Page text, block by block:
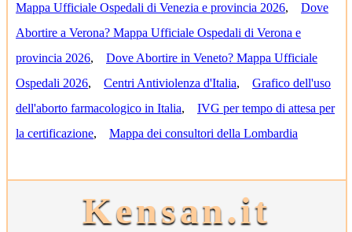
Mappa Ufficiale Ospedali di Venezia e provincia 2026, Dove
Abortire a Verona? Mappa Ufficiale Ospedali di Verona e
provincia 2026, Dove Abortire in Veneto? Mappa Ufficiale
Ospedali 2026, Centri Antiviolenza d'Italia, Grafico dell'uso
dell'aborto farmacologico in Italia, IVG per tempo di attesa per
la certificazione, Mappa dei consultori della Lombardia
Kensan.it